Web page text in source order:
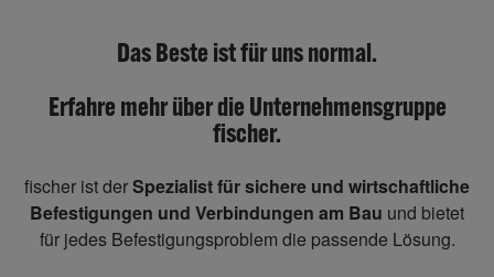
Das Beste ist für uns normal.
Erfahre mehr über die Unternehmensgruppe
fischer.
fischer ist derSpezialist für sichere und wirtschaftliche
Befestigungen und Verbindungen am Bau und bietet
für jedes Befestigungsproblem die passende Lösung.